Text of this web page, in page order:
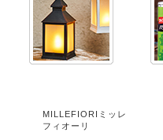
MILLEFIORIミッレ
フィオーリ